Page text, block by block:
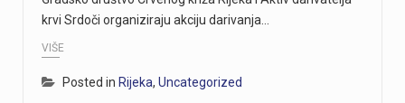
krvi Srdoči organiziraju akciju darivanja…
VIŠE
Posted in Rijeka, Uncategorized